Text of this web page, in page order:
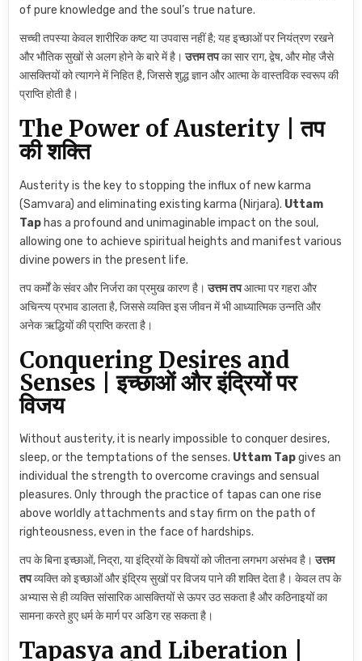
of pure knowledge and the soul’s true nature.
सच्ची तपस्या केवल शारीरिक कष्ट या उपवास नहीं है; यह इच्छाओं पर नियंत्रण रखने
और भौतिक सुखों से अलग होने के बारे में है।उत्तम तपका सार राग, द्वेष, और मोह जैसे
आसक्तियों को त्यागने में निहित है, जिससे शुद्ध ज्ञान और आत्मा के वास्तविक स्वरूप की
प्राप्ति होती है।
The Power of Austerity | तप
की शक्ति
Austerity is the key to stopping the influx of new karma
(Samvara) and eliminating existing karma (Nirjara). Uttam
Tap has a profound and unimaginable impact on the soul,
allowing one to achieve spiritual heights and manifest various
divine powers in the present life.
तप कर्मों के संवर और निर्जरा का प्रमुख कारण है।उत्तम तपआत्मा पर गहरा और
अचिन्त्य प्रभाव डालता है, जिससे व्यक्ति इस जीवन में भी आध्यात्मिक उन्नति और
अनेक ऋद्धियों की प्राप्ति करता है।
Conquering Desires and
Senses | इच्छाओं और इंद्रियों पर
विजय
Without austerity, it is nearly impossible to conquer desires,
sleep, or the temptations of the senses. Uttam Tapgives an
individual the strength to overcome cravings and sensual
pleasures. Only through the practice of tapas can one rise
above worldly attachments and stay firm on the path of
righteousness, even in the face of hardships.
तप के बिना इच्छाओं, निद्रा, या इंद्रियों के विषयों को जीतना लगभग असंभव है।उत्तम
तपव्यक्ति को इच्छाओं और इंद्रिय सुखों पर विजय पाने की शक्ति देता है। केवल तप के
अभ्यास से ही व्यक्ति सांसारिक आसक्तियों से ऊपर उठ सकता है और कठिनाइयों का
सामना करते हुए धर्म के मार्ग पर अडिग रह सकता है।
Tapasya and Liberation |